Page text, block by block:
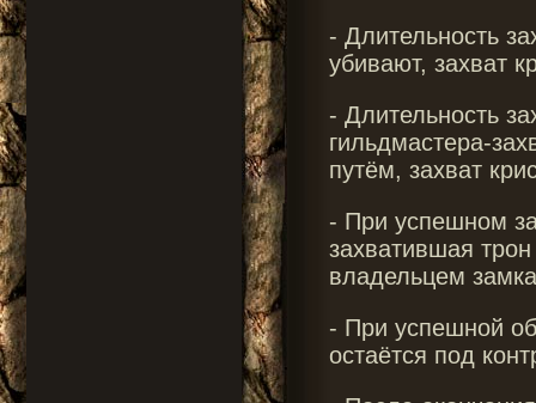
- Длительность
убивают, захват
- Длительность
гильдмастера-
путём, захват
- При успешном
захватившая
владельцем
- При успешной
остаётся под